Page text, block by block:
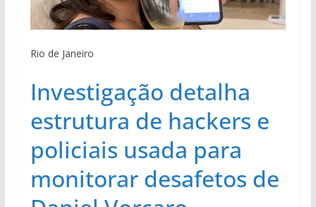
Rio de Janeiro
Investigação detalha
estrutura de hackers e
policiais usada para
monitorar desafetos de